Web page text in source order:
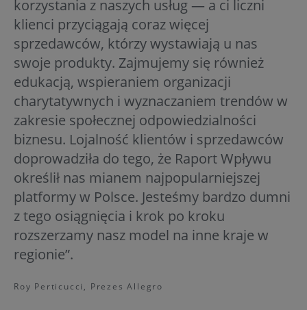
korzystania z naszych usług — a ci liczni
klienci przyciągają coraz więcej
sprzedawców, którzy wystawiają u nas
swoje produkty. Zajmujemy się również
edukacją, wspieraniem organizacji
charytatywnych i wyznaczaniem trendów w
zakresie społecznej odpowiedzialności
biznesu. Lojalność klientów i sprzedawców
doprowadziła do tego, że Raport Wpływu
określił nas mianem najpopularniejszej
platformy w Polsce. Jesteśmy bardzo dumni
z tego osiągnięcia i krok po kroku
rozszerzamy nasz model na inne kraje w
regionie”.
Roy Perticucci, Prezes Allegro